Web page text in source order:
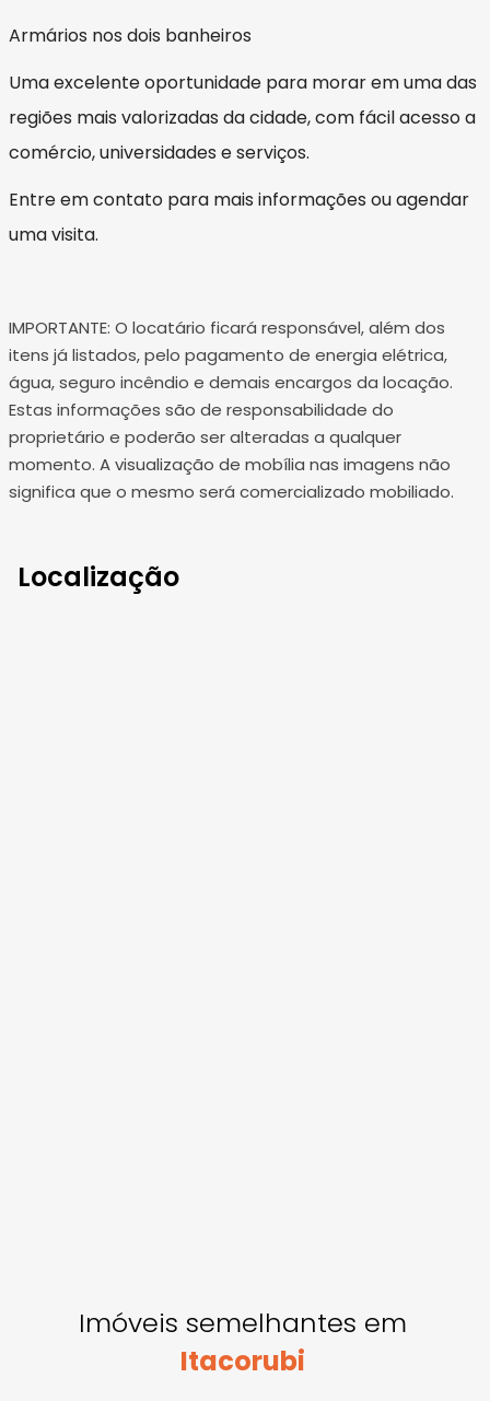
Armários nos dois banheiros
Uma excelente oportunidade para morar em uma das
regiões mais valorizadas da cidade, com fácil acesso a
comércio, universidades e serviços.
Entre em contato para mais informações ou agendar
uma visita.
IMPORTANTE: O locatário ficará responsável, além dos
itens já listados, pelo pagamento de energia elétrica,
água, seguro incêndio e demais encargos da locação.
Estas informações são de responsabilidade do
proprietário e poderão ser alteradas a qualquer
momento. A visualização de mobília nas imagens não
significa que o mesmo será comercializado mobiliado.
Localização
Imóveis semelhantes em
Itacorubi